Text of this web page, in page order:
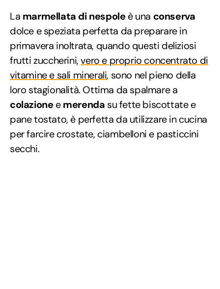
La marmellata di nespoleè una conserva
dolce e speziata perfetta da preparare in
primavera inoltrata, quando questi deliziosi
frutti zuccherini,vero e proprio concentrato di
vitamine e sali minerali, sono nel pieno della
loro stagionalità. Ottima da spalmare a
colazioneemerenda su fette biscottate e
pane tostato, è perfetta da utilizzare in cucina
per farcire crostate, ciambelloni e pasticcini
secchi.